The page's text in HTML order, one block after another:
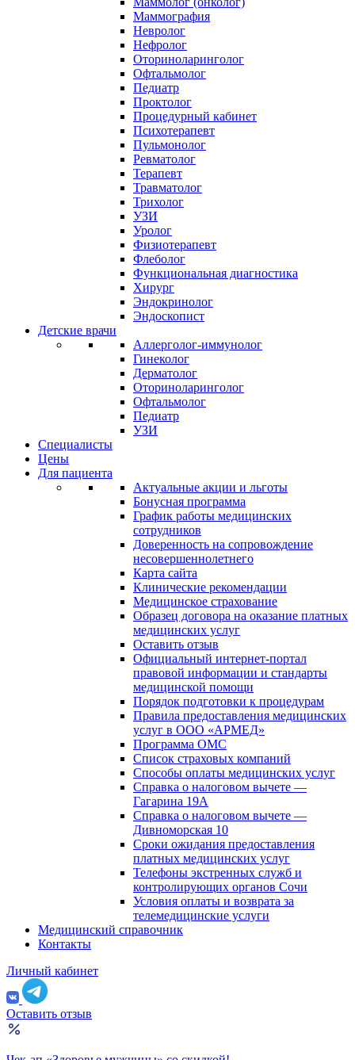
Маммография
Невролог
Нефролог
Оториноларинголог
Офтальмолог
Педиатр
Проктолог
Процедурный кабинет
Психотерапевт
Пульмонолог
Ревматолог
Терапевт
Травматолог
Трихолог
УЗИ
Уролог
Физиотерапевт
Флеболог
Функциональная диагностика
Хирург
Эндокринолог
Эндоскопист
Детские врачи
Аллерголог-иммунолог
Гинеколог
Дерматолог
Оториноларинголог
Офтальмолог
Педиатр
УЗИ
Специалисты
Цены
Для пациента
Актуальные акции и льготы
Бонусная программа
График работы медицинских
сотрудников
Доверенность на сопровождение
несовершеннолетнего
Карта сайта
Клинические рекомендации
Медицинское страхование
Образец договора на оказание платных
медицинских услуг
Оставить отзыв
Официальный интернет-портал
правовой информации и стандарты
медицинской помощи
Порядок подготовки к процедурам
Правила предоставления медицинских
услуг в ООО «АРМЕД»
Программа ОМС
Список страховых компаний
Способы оплаты медицинских услуг
Справка о налоговом вычете —
Гагарина 19А
Справка о налоговом вычете —
Дивноморская 10
Сроки ожидания предоставления
платных медицинских услуг
Телефоны экстренных служб и
контролирующих органов Сочи
Условия оплаты и возврата за
телемедицинские услуги
Медицинский справочник
Контакты
Личный кабинет
Оставить отзыв